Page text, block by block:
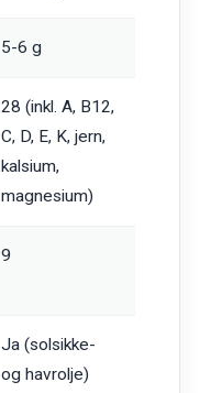
5-6 g
28 (inkl. A, B12,
C, D, E, K, jern,
kalsium,
magnesium)
9
Ja (solsikke-
og havrolje)